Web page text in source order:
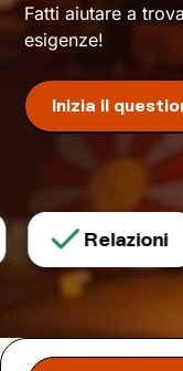
Fatti aiutare a
esigenze!
Inizia il
Relazioni